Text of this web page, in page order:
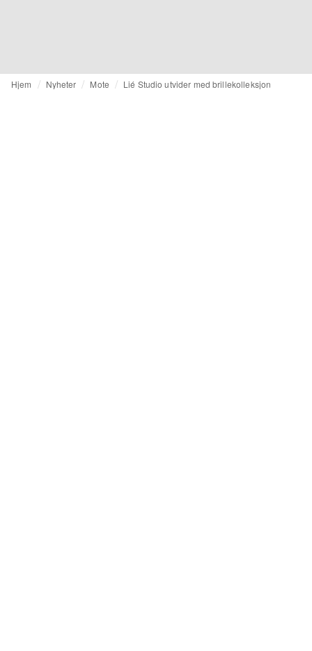
Hjem Nyheter Mote Lié Studio utvider med brillekolleksjon